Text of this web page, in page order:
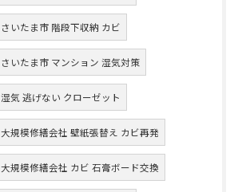
さいたま市 階段下収納 カビ
さいたま市 マンション 湿気対策
湿気 逃げない クローゼット
大規模修繕会社 壁紙張替え カビ再発
大規模修繕会社 カビ 石膏ボード交換